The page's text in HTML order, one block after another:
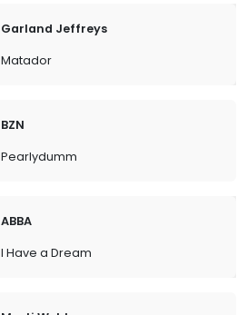
Garland Jeffreys
Matador
BZN
Pearlydumm
ABBA
I Have a Dream